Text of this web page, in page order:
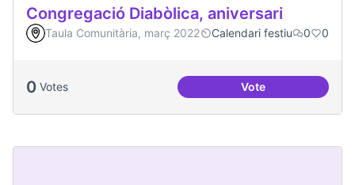
Congregació Diabòlica, aniversari
Taula Comunitària, març 2022 Calendari festiu 0 0
0 Votes VoteCongregació